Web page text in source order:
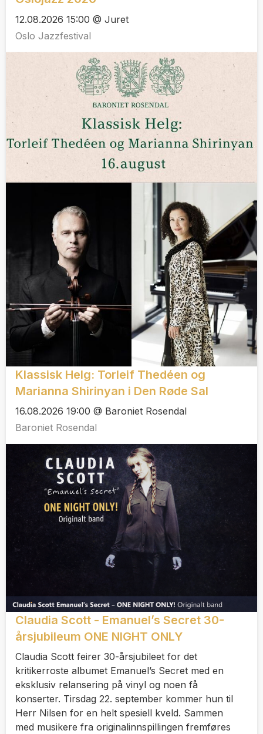
12.08.2026 15:00 @ Juret
Oslo Jazzfestival
Klassisk Helg: Torleif Thedéen og
Marianna Shirinyan i Den Røde Sal
16.08.2026 19:00 @ Baroniet Rosendal
Baroniet Rosendal
Claudia Scott - Emanuel’s Secret 30-
årsjubileum ONE NIGHT ONLY
Claudia Scott feirer 30-årsjubileet for det
kritikerroste albumet Emanuel’s Secret med en
eksklusiv relansering på vinyl og noen få
konserter. Tirsdag 22. september kommer hun til
Herr Nilsen for en helt spesiell kveld. Sammen
med musikere fra originalinnspillingen fremføres